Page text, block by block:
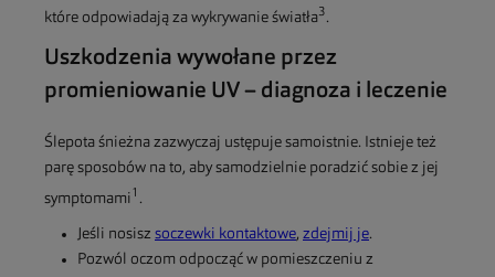
które odpowiadają za wykrywanie światła3.
Uszkodzenia wywołane przez
promieniowanie UV – diagnoza i leczenie
Ślepota śnieżna zazwyczaj ustępuje samoistnie. Istnieje też
parę sposobów na to, aby samodzielnie poradzić sobie z jej
symptomami1 .
Jeśli nosisz soczewki kontaktowe, zdejmij je.
Pozwól oczom odpocząć w pomieszczeniu z